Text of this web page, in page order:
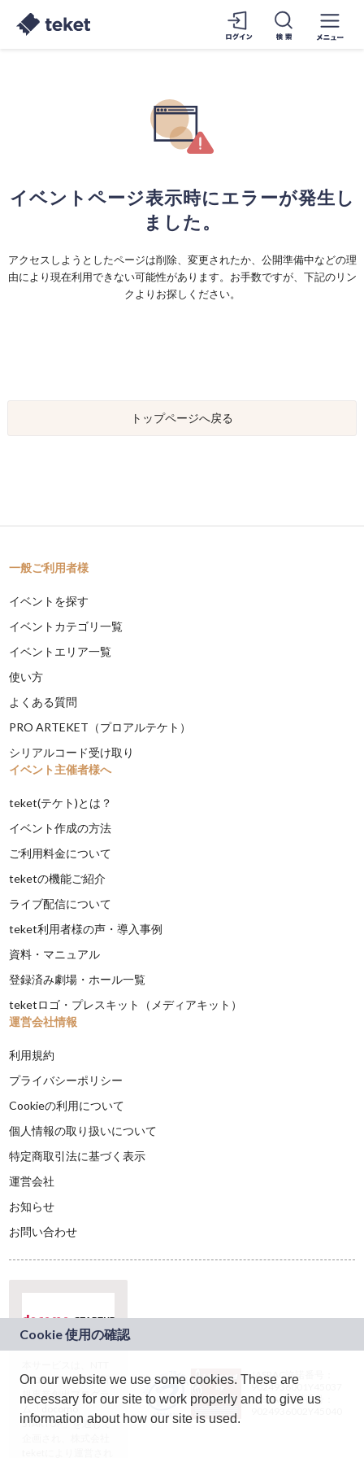
イベントページ表示時にエラーが発生し
ました。
アクセスしようとしたページは削除、変更されたか、公開準備中などの理
由により現在利用できない可能性があります。お手数ですが、下記のリン
クよりお探しください。
トップページへ戻る
一般ご利用者様
イベントを探す
イベントカテゴリ一覧
イベントエリア一覧
使い方
よくある質問
PRO ARTEKET（プロアルテケト）
シリアルコード受け取り
イベント主催者様へ
teket(テケト)とは？
イベント作成の方法
ご利用料金について
teketの機能ご紹介
ライブ配信について
teket利用者様の声・導入事例
資料・マニュアル
登録済み劇場・ホール一覧
teketロゴ・プレスキット（メディアキット）
運営会社情報
利用規約
プライバシーポリシー
Cookieの利用について
個人情報の取り扱いについて
特定商取引法に基づく表示
運営会社
お知らせ
お問い合わせ
ドコモグループの新
規事業創出プログラ
ム「docomo
STARTUP」を通じて
JASRAC許諾番号：
9024936001Y45037
JASRAC許諾番号：
On our website we use some cookies. These are
necessary for our site to work properly and to give us
information about how our site is used.